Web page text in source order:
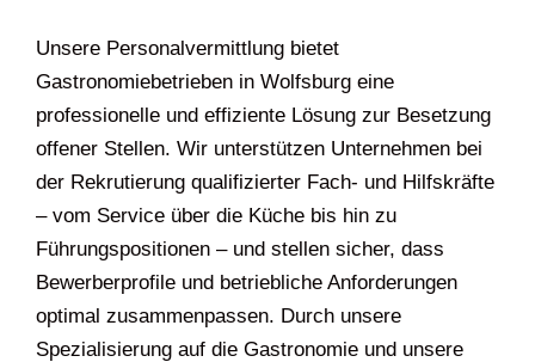
Unsere Personalvermittlung bietet
Gastronomiebetrieben in Wolfsburg eine
professionelle und effiziente Lösung zur Besetzung
offener Stellen. Wir unterstützen Unternehmen bei
der Rekrutierung qualifizierter Fach- und Hilfskräfte
– vom Service über die Küche bis hin zu
Führungspositionen – und stellen sicher, dass
Bewerberprofile und betriebliche Anforderungen
optimal zusammenpassen. Durch unsere
Spezialisierung auf die Gastronomie und unsere